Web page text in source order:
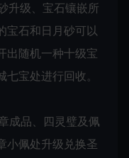
升级、宝石镶嵌所
宝石和日月砂可以
出随机一种十级宝
宝处进行回收。
成品、四灵璧及佩
小佩处升级兑换圣